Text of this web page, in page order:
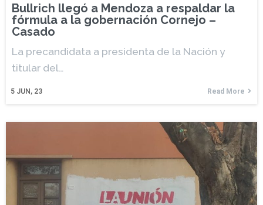
Bullrich llegó a Mendoza a respaldar la
fórmula a la gobernación Cornejo –
Casado
5 JUN, 23
La precandidata a presidenta de la Nación y
titular del…
Read More